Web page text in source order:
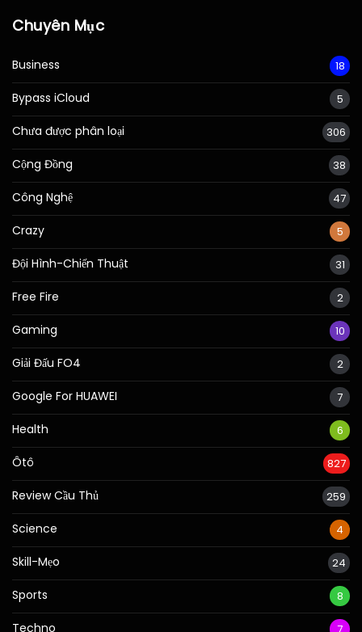
Chuyên Mục
Business 18
Bypass iCloud 5
Chưa được phân loại 306
Cộng Đồng 38
Công Nghệ 47
Crazy 5
Đội Hình-Chiến Thuật 31
Free Fire 2
Gaming 10
Giải Đấu FO4 2
Google For HUAWEI 7
Health 6
Ôtô 827
Review Cầu Thủ 259
Science 4
Skill-Mẹo 24
Sports 8
Techno